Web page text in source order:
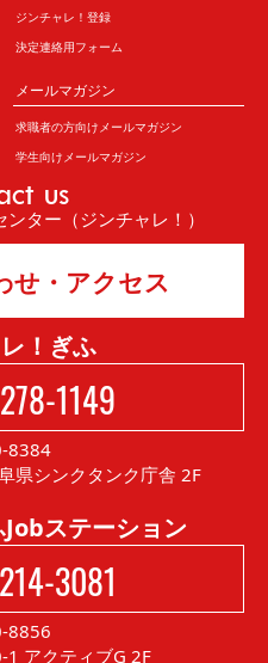
ジンチャレ！登録
決定連絡用フォーム
メールマガジン
求職者の方向けメールマガジン
学生向けメールマガジン
us
ター（ジンチャレ！）
せ・アクセス
！ぎふ
1149
8384
県シンクタンク庁舎 2F
ステーション
3081
8856
アクティブG 2F